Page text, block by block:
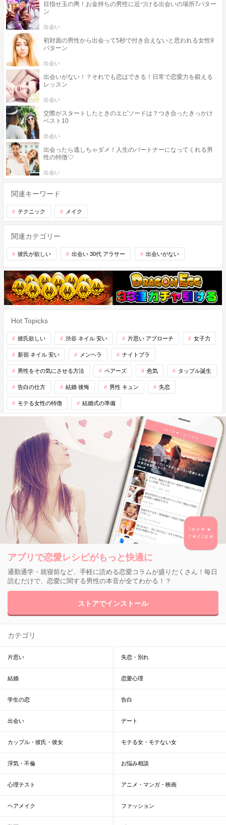
目指せ玉の輿！お金持ちの男性に近づける出会いの場所7パター
ン
出会い
初対面の男性から出会って5秒で付き合えないと思われる女性9
パターン
出会い
出会いがない！？それでも恋はできる！日常で恋愛力を鍛える
レッスン
出会い
交際がスタートしたときのエピソードは？つき合ったきっかけ
ベスト10
出会い
出会ったら逃しちゃダメ！人生のパートナーになってくれる男
性の特徴♡
出会い
関連キーワード
テクニック メイク
関連カテゴリー
彼氏が欲しい 出会い 30代 アラサー 出会いがない
Hot Topicks
彼氏欲しい 渋谷 ネイル 安い 片思い アプローチ 女子力
新宿 ネイル 安い メンヘラ ナイトブラ
男性をその気にさせる方法 ペアーズ 色気 タップル誕生
告白の仕方 結婚 後悔 男性 キュン 失恋
モテる女性の特徴 結婚式の準備
アプリで恋愛レシピがもっと快適に
通勤通学・就寝前など、手軽に読める恋愛コラムが盛りだくさん！毎日
読むだけで、恋愛に関する男性の本音が全てわかる！？
ストアでインストール
カテゴリ
片思い 失恋・別れ
結婚 恋愛心理
学生の恋 告白
出会い デート
カップル・彼氏・彼女 モテる女・モテない女
浮気・不倫 お悩み相談
心理テスト アニメ・マンガ・映画
ヘアメイク ファッション